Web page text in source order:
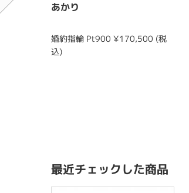
あかり
婚約指輪 Pt900 ¥170,500 (税
込)
最近チェックした商品